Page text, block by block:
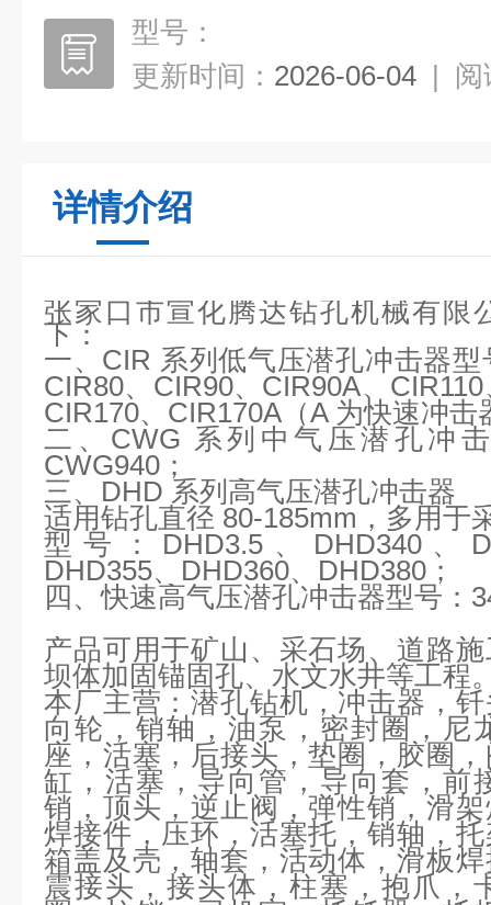
型号：
更新时间： 2026-06-04 | 阅
详情介绍
张家口市宣化腾达钻孔机械有限
下：
一、 CIR 系列低气压潜孔冲击器
CIR80、CIR90、CIR90A、
CIR170、CIR170A（A 为快速冲击
二、 CWG 系列中气压潜孔冲
CWG940；
三、 DHD 系列高气压潜孔冲击器
适用钻孔直径 80-185mm，多用于
型号： DHD3.5、DHD340、
DHD355、DHD360、DHD380；
四、快速高气压潜孔冲击器型号：
产品可用于矿山、采石场、道路
坝体加固锚固孔、水文水井等工程
本厂主营：潜孔钻机，冲击器，
向轮，销轴，油泵，密封圈，尼
座，活塞，后接头，垫圈，胶圈
缸，活塞，导向管，导向套，前
销，顶头，逆止阀，弹性销，滑
焊接件，压环，活塞托，销轴，
箱盖及壳，轴套，活动体，滑板
震接头，接头体，柱塞，抱爪，